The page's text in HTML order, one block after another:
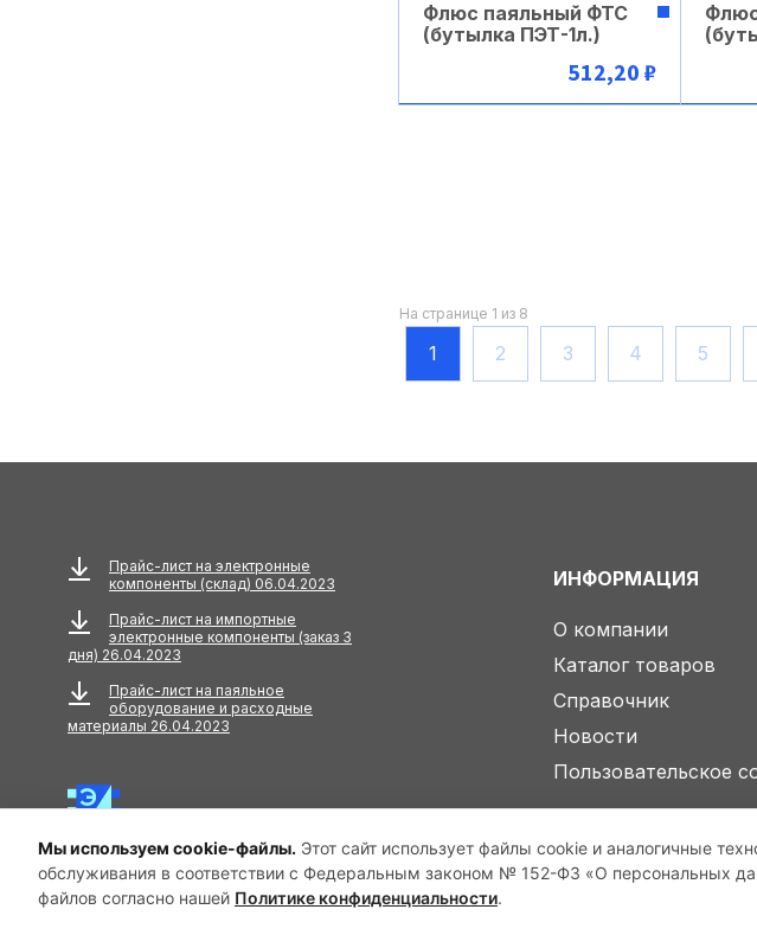
Мы используем cookie-файлы. Этот сайт использует файлы cookie и аналогичные
обслуживания в соответствии с Федеральным законом № 152-ФЗ «О персональных
файлов согласно нашей Политике конфиденциальности.
Расходники для
Ручной инструмент
Смазки, масла, пасты
Термоинтерфейсы
Термоклеевые пистолеты
Флюс паяльный ФТС
(бутылка ПЭТ-1л.)
512,20 ₽
На странице 1 из 8
1 2 3 4 5
Прайс-лист на электронные
компоненты (склад) 06.04.2023
Прайс-лист на импортные
электронные компоненты (заказ 3
дня) 26.04.2023
Прайс-лист на паяльное
оборудование и расходные
материалы 26.04.2023
ИНФОРМАЦИЯ
О компании
Каталог товаров
Справочник
Новости
Пользовательское
© 2025 ООО «Антелком». Все права защищены.